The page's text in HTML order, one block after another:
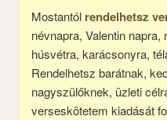
Mostantól rendelhetsz
névnapra, Valentin napra,
húsvétra, karácsonyra,
Rendelhetsz barátnak,
nagyszülőknek, üzleti
verseskötetem kiadását